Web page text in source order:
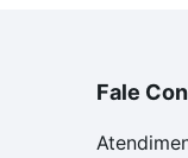
Fale